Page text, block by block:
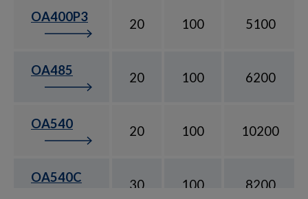
OA400P3 20 100 5100
OA485 20 100 6200
OA540 20 100 10200
OA540C 30 100 8200